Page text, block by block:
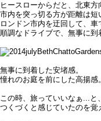
ヒースローからだと、北東方
市内を突っ切る方が距離は短
ロンドン市内を迂回して、車
順調なドライブで、無事に到
無事に到着した安堵感。
憧れのお庭を前にした高揚感。
この時、旅っていいなぁ...と、
つくづくと感じていたのを覚